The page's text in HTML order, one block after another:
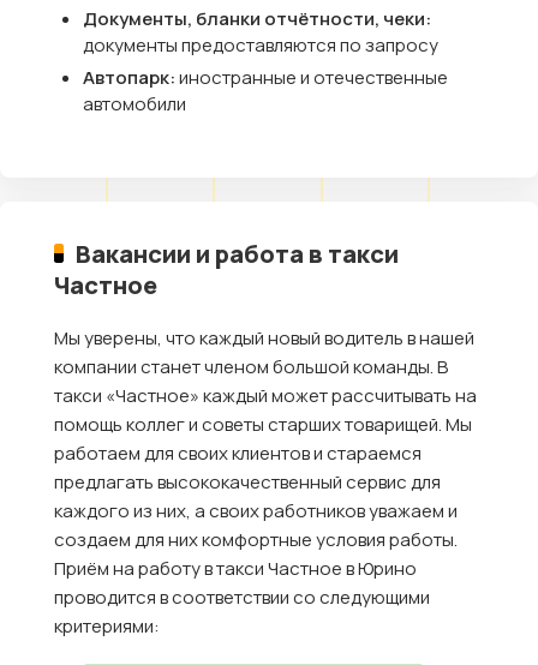
Документы, бланки отчётности, чеки:
документы предоставляются по запросу
Автопарк:иностранные и отечественные
автомобили
Вакансии и работа в такси
Частное
Мы уверены, что каждый новый водитель в нашей
компании станет членом большой команды. В
такси «Частное» каждый может рассчитывать на
помощь коллег и советы старших товарищей. Мы
работаем для своих клиентов и стараемся
предлагать высококачественный сервис для
каждого из них, а своих работников уважаем и
создаем для них комфортные условия работы.
Приём на работу в такси Частное в Юрино
проводится в соответствии со следующими
критериями: